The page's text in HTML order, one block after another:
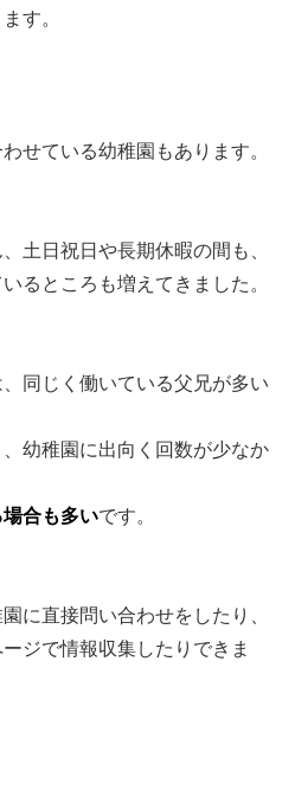
す。
せている幼稚園もあります。
土日祝日や長期休暇の間も、
るところも増えてきました。
同じく働いている父兄が多い
幼稚園に出向く回数が少なか
合も多いです。
に直接問い合わせをしたり、
ジで情報収集したりできま